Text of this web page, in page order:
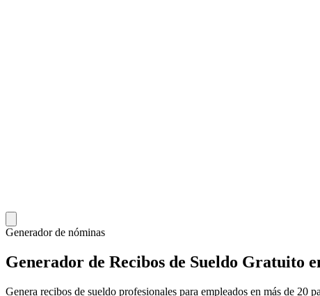
Generador de nóminas
Generador de Recibos de Sueldo Gratuito
Genera recibos de sueldo profesionales para empleados en más de